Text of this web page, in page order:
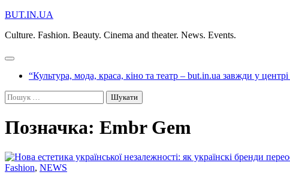
Перейти
вмісту
BUT.IN.UA
Culture. Fashion. Beauty. Cinema and theater. News. Events.
“Культура, мода, краса, кіно та театр – but.in.ua завжди у
Пошук:
Позначка: Embr Gem
Fashion, NEWS